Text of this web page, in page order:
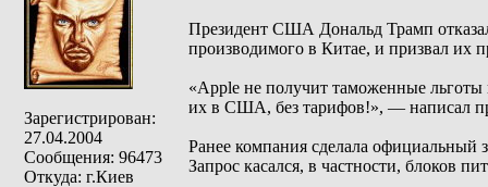
Зарегистрирован:
27.04.2004
Сообщения: 96473
Откуда: г.Киев
Президент США Дональд Трамп
производимого в Китае, и призвал их
«Apple не получит таможенные льготы
их в США, без тарифов!», — написал
Ранее компания сделала официальный
Запрос касался, в частности, блоков